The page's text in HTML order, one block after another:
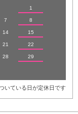
1
7 8
14 15
21 22
28 29
いている日が定休日です